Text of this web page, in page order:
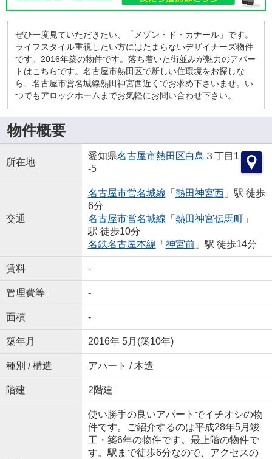
ぜひ一度見ていただきたい、「メゾン・ド・カナール」です。
ライフスタイル重視したい方にはたまらないデザイナーズ物件
です。2016年築の物件です。落ち着いた街並みが魅力のアパー
トはこちらです。名古屋市熱田区で新しい住環境をお探しな
ら、名古屋市営名城線熱田神宮西近くでお求め下さいませ。い
つでもアロックホームまでお気軽にお問い合わせ下さい。
物件概要
所在地
愛知県名古屋市熱田区白鳥 ３丁目1
-5
交通
名古屋市営名城線 「 熱田神宮西」駅 徒歩
6分
名古屋市営名城線 「 熱田神宮伝馬町」
駅 徒歩10分
名鉄名古屋本線 「 神宮前」駅 徒歩14分
賃料 -
管理費等 -
面積 -
築年月 2016年 5月(築10年)
種別 / 構造 アパート / 木造
階建 2階建
使い勝手の良いアパートでイチオシの物
件です。ご紹介するのは平成28年5月竣
工・築6年の物件です。最上階の物件で
す。駅まで徒歩6分なので、アクセスの